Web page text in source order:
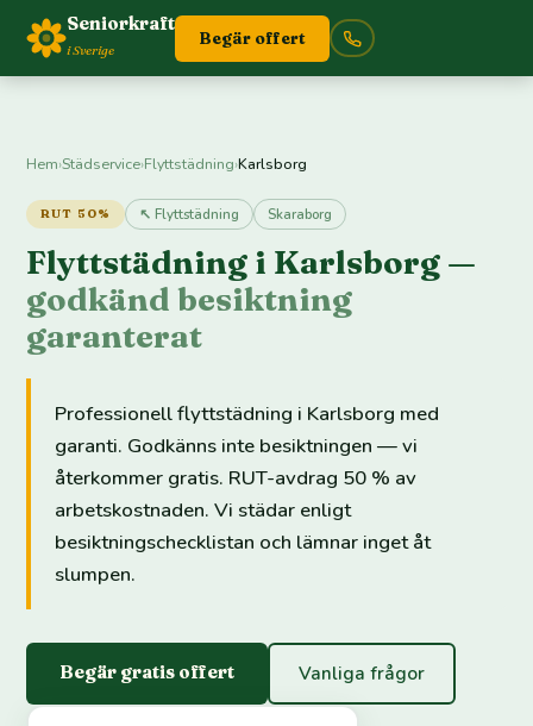
Seniorkraft
i Sverige
Begär offert
Hem›Städservice›Flyttstädning›Karlsborg
RUT 50% ↖ Flyttstädning Skaraborg
Flyttstädning i Karlsborg —
godkänd besiktning
garanterat
Professionell flyttstädning i Karlsborg med
garanti. Godkänns inte besiktningen — vi
återkommer gratis. RUT-avdrag 50 % av
arbetskostnaden. Vi städar enligt
besiktningschecklistan och lämnar inget åt
slumpen.
Begär gratis offert Vanliga frågor